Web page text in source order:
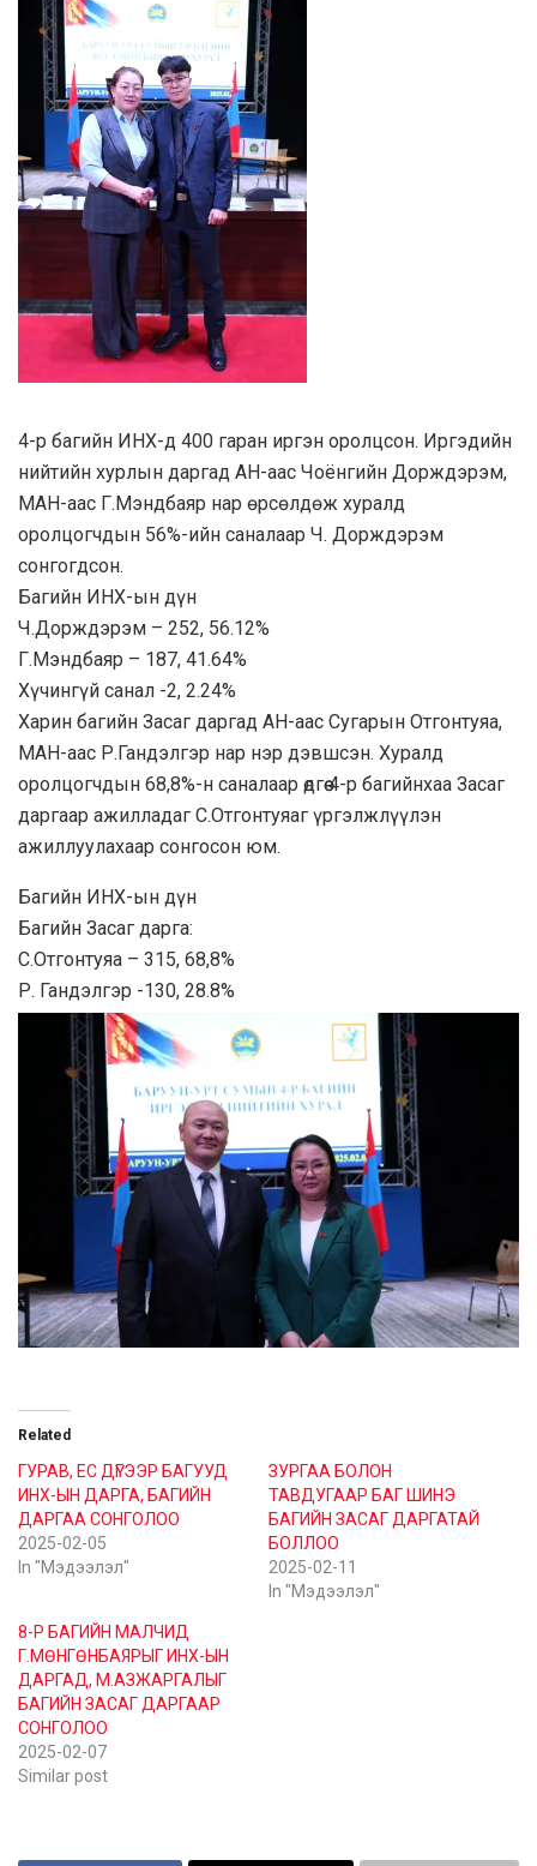
4-р багийн ИНХ-д 400 гаран иргэн оролцсон. Иргэдийн
нийтийн хурлын даргад АН-аас Чоёнгийн Дорждэрэм,
МАН-аас Г.Мэндбаяр нар өрсөлдөж хуралд
оролцогчдын 56%-ийн саналаар Ч. Дорждэрэм
сонгогдсон.
Багийн ИНХ-ын дүн
Ч.Дорждэрэм – 252, 56.12%
Г.Мэндбаяр – 187, 41.64%
Хүчингүй санал -2, 2.24%
Харин багийн Засаг даргад АН-аас Сугарын Отгонтуяа,
МАН-аас Р.Гандэлгэр нар нэр дэвшсэн. Хуралд
оролцогчдын 68,8%-н саналаар өдгөө 4-р багийнхаа Засаг
даргаар ажилладаг С.Отгонтуяаг үргэлжлүүлэн
ажиллуулахаар сонгосон юм.
Багийн ИНХ-ын дүн
Багийн Засаг дарга:
С.Отгонтуяа – 315, 68,8%
Р. Гандэлгэр -130, 28.8%
Related
ГУРАВ, ЕС ДҮГЭЭР БАГУУД
ИНХ-ЫН ДАРГА, БАГИЙН
ДАРГАА СОНГОЛОО
2025-02-05
In "Мэдээлэл"
ЗУРГАА БОЛОН
ТАВДУГААР БАГ ШИНЭ
БАГИЙН ЗАСАГ ДАРГАТАЙ
БОЛЛОО
2025-02-11
In "Мэдээлэл"
8-Р БАГИЙН МАЛЧИД
Г.МӨНГӨНБАЯРЫГ ИНХ-ЫН
ДАРГАД, М.АЗЖАРГАЛЫГ
БАГИЙН ЗАСАГ ДАРГААР
СОНГОЛОО
2025-02-07
Similar post